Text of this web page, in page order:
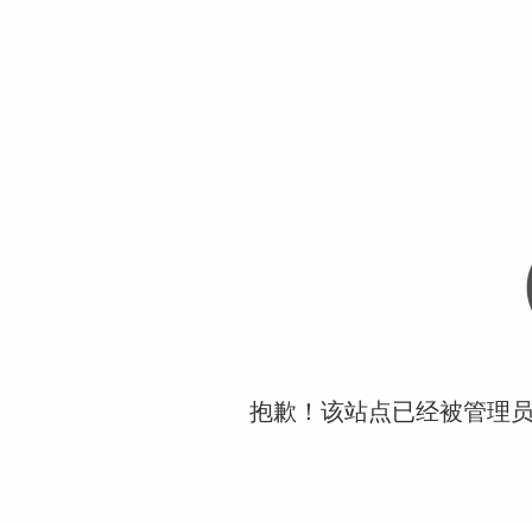
抱歉！该站点已经被管理